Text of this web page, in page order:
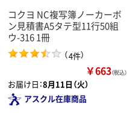
コクヨ NC複写簿ノーカーボ
ン見積書A5タテ型11行50組
ウ-316 1冊
（4件）
￥663（税込）
お届け日：8月11日（火）
アスクル在庫商品